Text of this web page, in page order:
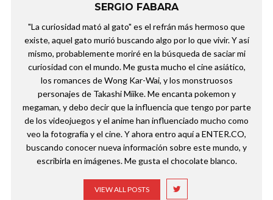
SERGIO FABARA
"La curiosidad mató al gato" es el refrán más hermoso que
existe, aquel gato murió buscando algo por lo que vivir. Y así
mismo, probablemente moriré en la búsqueda de saciar mi
curiosidad con el mundo. Me gusta mucho el cine asiático,
los romances de Wong Kar-Wai, y los monstruosos
personajes de Takashi Miike. Me encanta pokemon y
megaman, y debo decir que la influencia que tengo por parte
de los videojuegos y el anime han influenciado mucho como
veo la fotografía y el cine. Y ahora entro aquí a ENTER.CO,
buscando conocer nueva información sobre este mundo, y
escribirla en imágenes. Me gusta el chocolate blanco.
VIEW ALL POSTS